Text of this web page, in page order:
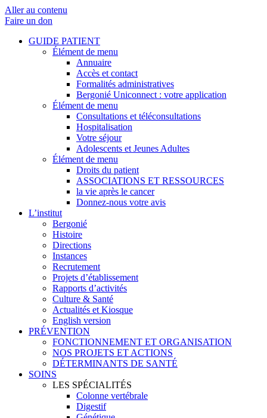
Aller au contenu
Faire un don
GUIDE PATIENT
Élément de menu
Annuaire
Accès et contact
Formalités administratives
Bergonié Uniconnect : votre application
Élément de menu
Consultations et téléconsultations
Hospitalisation
Votre séjour
Adolescents et Jeunes Adultes
Élément de menu
Droits du patient
ASSOCIATIONS ET RESSOURCES
la vie après le cancer
Donnez-nous votre avis
L’institut
Bergonié
Histoire
Directions
Instances
Recrutement
Projets d’établissement
Rapports d’activités
Culture & Santé
Actualités et Kiosque
English version
PRÉVENTION
FONCTIONNEMENT ET ORGANISATION
NOS PROJETS ET ACTIONS
DÉTERMINANTS DE SANTÉ
SOINS
LES SPÉCIALITÉS
Colonne vertébrale
Digestif